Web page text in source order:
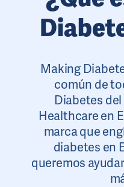
Making
común de
Diabetes
Healthcare en
marca que
diabetes en
queremos